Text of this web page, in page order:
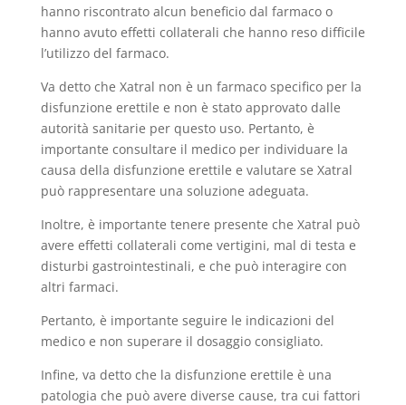
hanno riscontrato alcun beneficio dal farmaco o
hanno avuto effetti collaterali che hanno reso difficile
l’utilizzo del farmaco.
Va detto che Xatral non è un farmaco specifico per la
disfunzione erettile e non è stato approvato dalle
autorità sanitarie per questo uso. Pertanto, è
importante consultare il medico per individuare la
causa della disfunzione erettile e valutare se Xatral
può rappresentare una soluzione adeguata.
Inoltre, è importante tenere presente che Xatral può
avere effetti collaterali come vertigini, mal di testa e
disturbi gastrointestinali, e che può interagire con
altri farmaci.
Pertanto, è importante seguire le indicazioni del
medico e non superare il dosaggio consigliato.
Infine, va detto che la disfunzione erettile è una
patologia che può avere diverse cause, tra cui fattori